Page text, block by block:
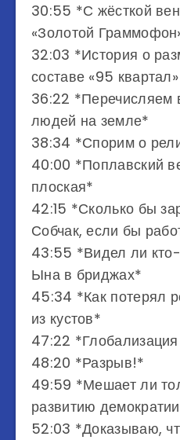
30:55 *С жёсткой
«Золотой
32:03 *История о
составе «95
36:22 *Перечисляем
людей на земле*
38:34 *Спорим о
40:00 *Поплавский
плоская*
42:15 *Сколько бы
Собчак, если бы
43:55 *Видел ли
Ына в бриджах*
45:34 *Как потерял
из кустов*
47:22
48:20 *Разрыв!*
49:59 *Мешает ли
развитию
52:03 *Доказываю,